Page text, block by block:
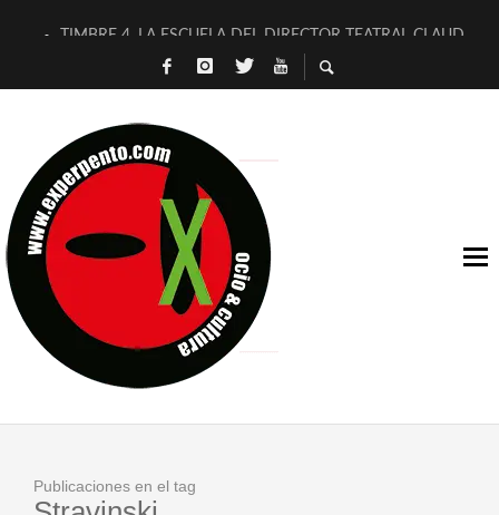
TIMBRE 4, LA ESCUELA DEL DIRECTOR TEATRAL CLAUDIO
30 AÑOS (NO ES NADA) DE LA KATARSIS DEL TOMATAZO
D’BALDOMEROS REINVENTAN [BITÁCORA 3.0] EN EXVITA
MARSHALL FLASH PRESENTA EN EXVITA [RELATIVA
JOFRE BARDAGÍ EN EXVITA INTERPRETANDO A SERRAT
YORCH PRESENTA [CURSO DE ARMONÍA PERSECUTORIA]
MAGALÍ SARE NOS EXPLICA [DESCASADA]
«NO TENGO PUTOS SUEÑOS»
Publicaciones en el tag